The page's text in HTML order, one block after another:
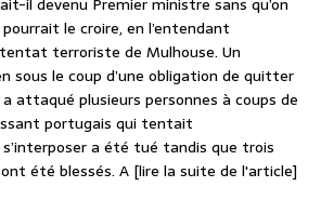
le croire, en l’entendant
terroriste de Mulhouse. Un
sous le coup d’une obligation de quitter
attaqué plusieurs personnes à coups de
portugais qui tentait
a été tué tandis que trois
été blessés. A [lire la suite de l'article]